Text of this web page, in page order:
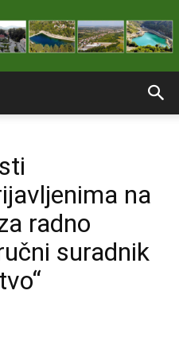
stranice
Grada
na
radno
suradnik